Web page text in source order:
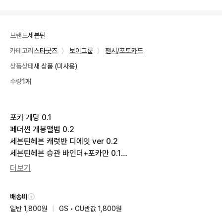
브랜드세븐틴
카테고리 스타굿즈 〉 보이그룹 〉
팬시/포토카드
상품상태새 상품 (미사용)
수량1개
포카 개당 0.1
페더썬 개봉앨범 0.2
세븐틴헤븐 캐럿반 디에잇 ver 0.2
세븐틴헤븐 승관 바인더+포카만 0.1
Eng 中文 ○
더보기
배송비
일반 1,800원
GS • CU반값 1,800원